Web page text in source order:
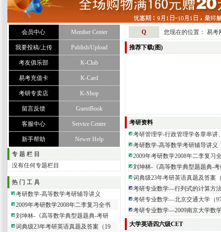
会员中心 Member Center
我要投稿/上传 Publish/Upload
考友俱乐部 K-Club
易考充值卡 K-Card
考研专卖店 K-Shop
留言反馈 GuestBook
客服中心 Service Center
新手帮助 Newer Help
专 题 栏 目
没有任何专题栏目
热 门 工 具
考研数学-高等数学考研辅导讲义
2009年考研数学2008年二李复习全书
刘坤林-《高等数学典型题题典-考研
词典级23年考研英语真题及答案（19
Q 您现在的位置： 易考
推荐下载(图)
考研资料
考研管理学-行政管理学各章串讲
考研数学-高等数学考研辅导讲义
2009年考研数学2008年二李复习
刘坤林-《高等数学典型题题典-
词典级23年考研英语真题及答案
考研专业数学—行列式的计算方
考研专业数学—北京交通大学（
考研专业数学—2009南京大学数
大学英语四六级CET